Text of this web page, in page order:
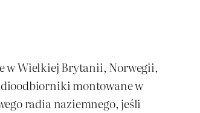
w Wielkiej Brytanii, Norwegii,
montowane w
radia naziemnego, jeśli